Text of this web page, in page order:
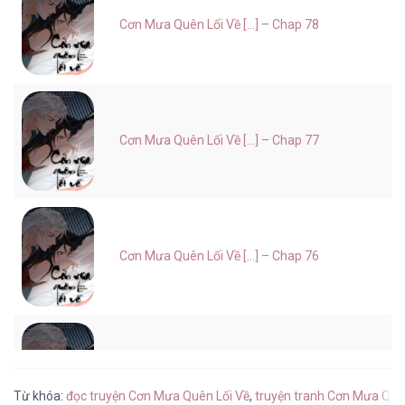
Cơn Mưa Quên Lối Về [...] – Chap 78
Cơn Mưa Quên Lối Về [...] – Chap 77
Cơn Mưa Quên Lối Về [...] – Chap 76
Từ khóa: đọc truyện Cơn Mưa Quên Lối Về, truyện tranh Cơn Mưa